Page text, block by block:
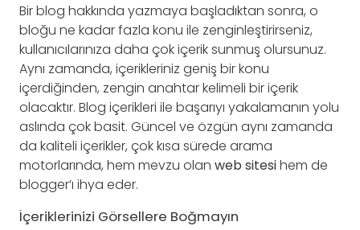
Bir blog hakkında yazmaya başladıktan sonra, o
bloğu ne kadar fazla konu ile zenginleştirirseniz,
kullanıcılarınıza daha çok içerik sunmuş olursunuz.
Aynı zamanda, içerikleriniz geniş bir konu
içerdiğinden, zengin anahtar kelimeli bir içerik
olacaktır. Blog içerikleri ile başarıyı yakalamanın yolu
aslında çok basit. Güncel ve özgün aynı zamanda
da kaliteli içerikler, çok kısa sürede arama
motorlarında, hem mevzu olan web sitesihem de
blogger’ı ihya eder.
İçeriklerinizi Görsellere Boğmayın